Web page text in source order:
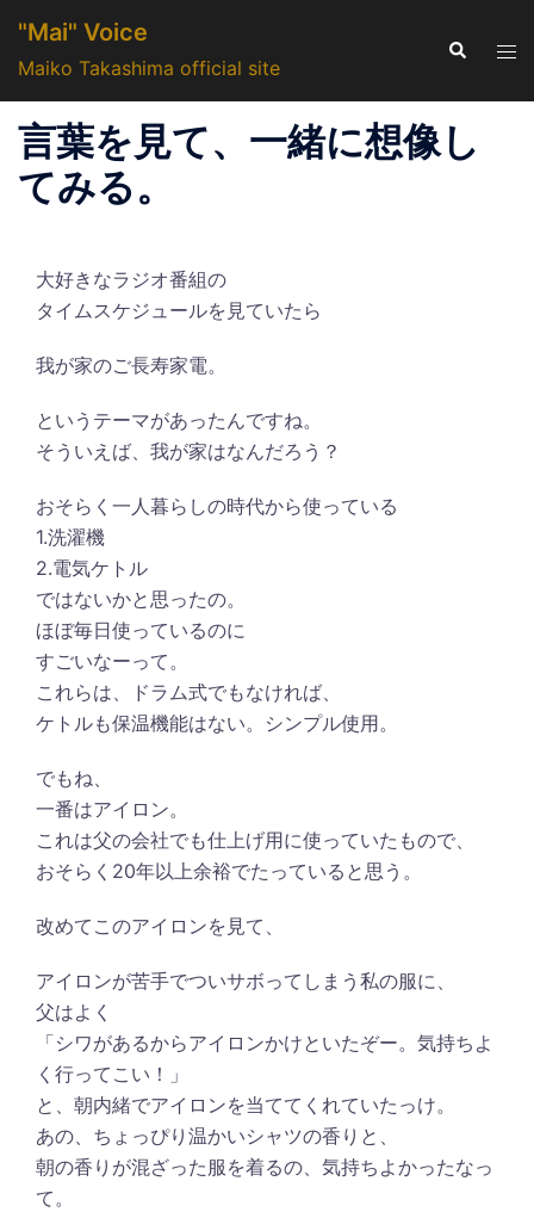
ン
"Mai" Voice
Maiko Takashima official site
検
索
ト
言葉を見て、一緒に想像し
てみる。
大好きなラジオ番組の
タイムスケジュールを見ていたら
我が家のご長寿家電。
というテーマがあったんですね。
そういえば、我が家はなんだろう？
おそらく一人暮らしの時代から使っている
1.洗濯機
2.電気ケトル
ではないかと思ったの。
ほぼ毎日使っているのに
すごいなーって。
これらは、ドラム式でもなければ、
ケトルも保温機能はない。シンプル使用。
でもね、
一番はアイロン。
これは父の会社でも仕上げ用に使っていたもので、
おそらく20年以上余裕でたっていると思う。
改めてこのアイロンを見て、
アイロンが苦手でついサボってしまう私の服に、
父はよく
「シワがあるからアイロンかけといたぞー。気持ちよ
く行ってこい！」
と、朝内緒でアイロンを当ててくれていたっけ。
あの、ちょっぴり温かいシャツの香りと、
朝の香りが混ざった服を着るの、気持ちよかったなっ
て。